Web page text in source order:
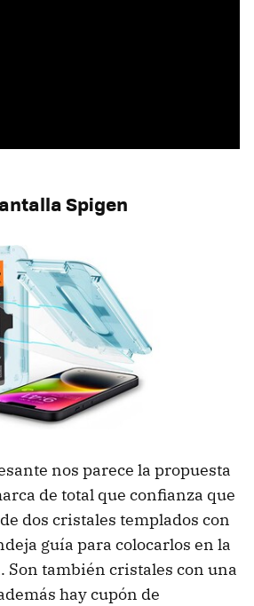
Spigen
nos parece la propuesta
de total que confianza que
dos cristales templados con
guía para colocarlos en la
Son también cristales con una
hay cupón de